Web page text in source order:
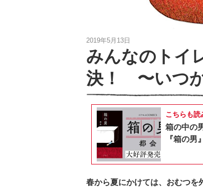
2019年5月13日
みんなのトイ
決！ 〜いつ
こちらも読
箱の中の
『箱の男
春から夏にかけては、おむつを